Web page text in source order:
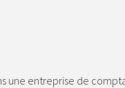
une entreprise de